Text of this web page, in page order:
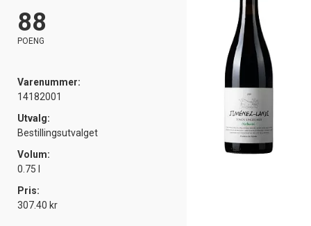
88
POENG
Varenummer:
14182001
Utvalg:
Bestillingsutvalget
Volum:
0.75 l
Pris:
307.40 kr